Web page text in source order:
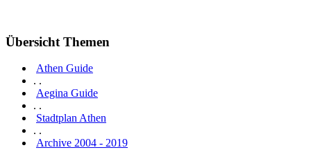
Übersicht Themen
Athen Guide
. .
Aegina Guide
. .
Stadtplan Athen
. .
Archive 2004 - 2019